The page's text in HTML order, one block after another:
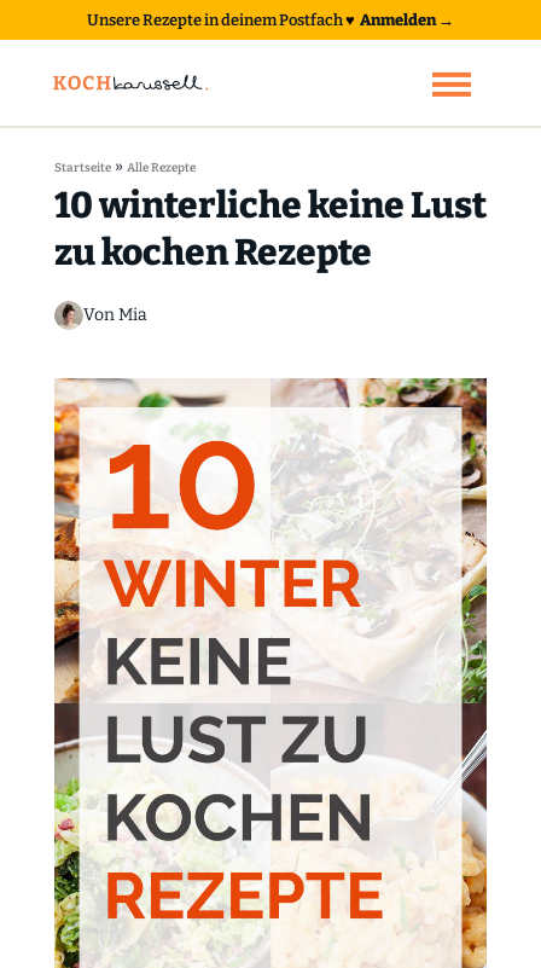
Unsere Rezepte in deinem Postfach♥ Anmelden →
Startseite» Alle Rezepte
10 winterliche keine Lust
zu kochen Rezepte
Von Mia